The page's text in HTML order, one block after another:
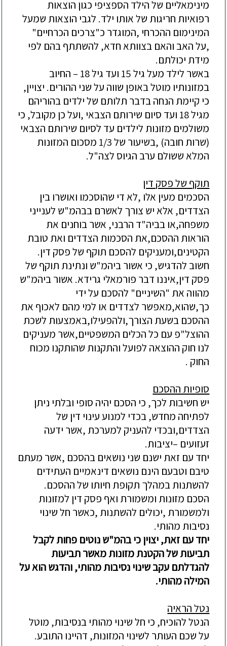
מינימאליים של הילד הספציפי כגון הוצאות
רפואיות חריגות של אותו ילד. לגבי הוצאות שמעל
המינימום ההכרחי ,המוגדר כ"צרכים הכרחיים"
,על האב והאם בצוותא חדא, להשתתף בהם לפי
מידת יכולתם.
באשר לילד מעל גיל 15 ועד גיל 18 – החיוב
במזונותיו מוטל באופן שווה על שני ההורים. יצויין,
כי קיימת הנחה בדבר תלותם של ילדים בהוריהם
מגיל 18 ועד סיום שירותם הצבאי ,ועל כן מקובל, כי
משולמים מזונות לילדים עד לסיום שירותם הצבאי
(שרות חובה) ,בשיעור של 1/3 מסכום המזונות
המלא ששולם ערב הגיוס לצה"ל.
תוקף של פסק דין
הסכמים מעין אלו ,לא די שהוסכמו ואושרו בין
הצדדים, אלא יש צורך לאשרם בבהמ"ש לענייני
משפחה,או בביה"ד הרבני, אשר בוחנים את
הוראות ההסכם,את הסכמות הצדדים ואת טובת
הקטינים,ומעניקים להסכם תוקף של פסק דין.
חשוב להדגיש, כי אשור ביהמ"ש ונתינת תוקף של
פסק דין,איננו דבר פורמאלי גרידא. אשור ביהמ"ש
מהווה את "השיניים" להסכם על ידי
כך,שהוא,מאפשר לצדדים או למי מהם לאכוף את
ההסכם בשעת הצורך,ולהפעילו,באמצעות לשכת
ההוצל"פ עם כל הכלים המשפטיים,אשר מעניקים
לנו חוק ההוצאה לפועל והתקנות שהותקנו מכוח
החוק .
סופיות ההסכם
יש חשיבות לכך, כי הסכם יהיה סופי ובלתי ניתן
לפתיחה מחדש, בכדי למנוע עינוי דין של
הצדדים,ובכדי להעניק למערכת ,אשר ידעה
זעזועים –יציבות.
יחד עם זאת ישנם שני נושאים בהסכם ,אשר מעתם
טיבם וטבעם הינם נושאים דינאמיים העתידים
להשתנות במהלך תקופת חיותו של ההסכם.
הסכם מזונות ומשמורת ואף פסק דין למזונות
ולמשמורת ,יכולים להשתנות ,כאשר חל שינוי
נסיבות מהותי.
יחד עם זאת, יצוין כי בהמ"ש נוטים פחות לקבל
תביעות של הקטנת מזונות מאשר תביעות
להגדלתם עקב שינוי נסיבות מהותי, והדגש הוא על
המילה מהותי.
נטל הראיה
הנטל להוכיח, כי חל שינוי מהותי בנסיבות, מוטל
על שכם העותר לשינוי המזונות, דהיינו התובע.